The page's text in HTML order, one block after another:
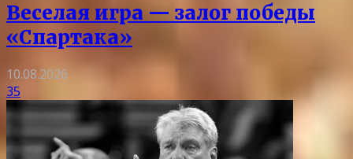
Веселая игра — залог победы
«Спартака»
10.08.2026
35